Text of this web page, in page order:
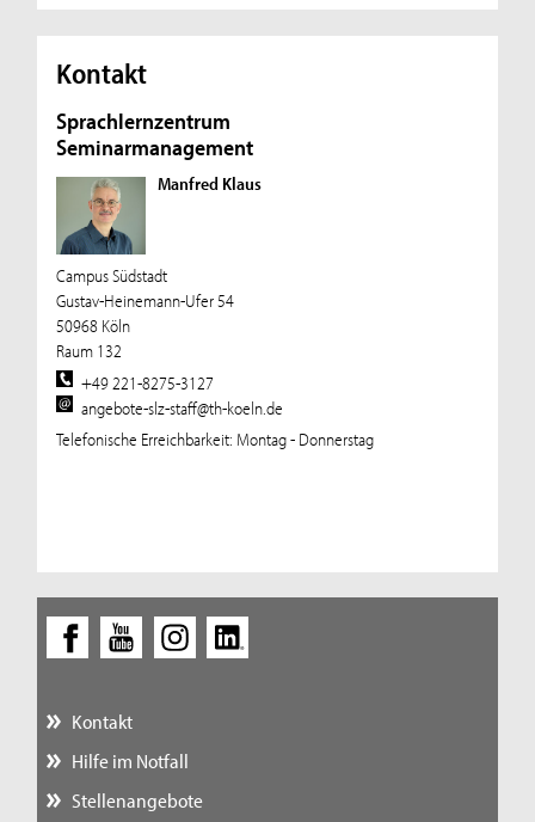
Kontakt
Sprachlernzentrum
Seminarmanagement
Manfred Klaus
Campus Südstadt
Gustav-Heinemann-Ufer 54
50968 Köln
Raum 132
+49 221-8275-3127
angebote-slz-staff@th-koeln.de
Telefonische Erreichbarkeit: Montag - Donnerstag
Kontakt
Hilfe im Notfall
Stellenangebote